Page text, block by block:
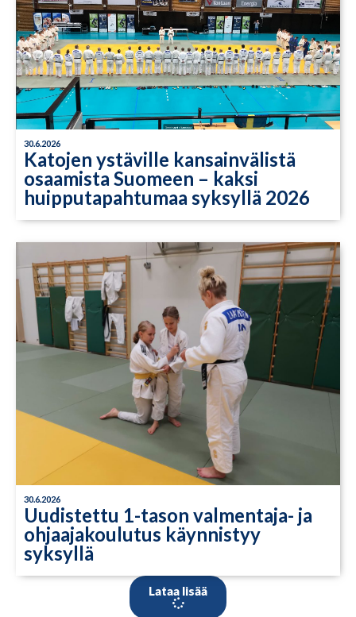
30.6.2026
Katojen ystäville kansainvälistä
osaamista Suomeen – kaksi
huipputapahtumaa syksyllä 2026
30.6.2026
Uudistettu 1-tason valmentaja- ja
ohjaajakoulutus käynnistyy
syksyllä
Lataa lisää